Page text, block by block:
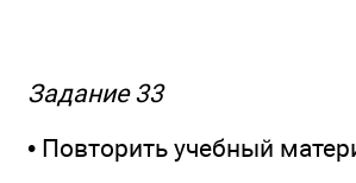
Задание 33
• Повторить учебный